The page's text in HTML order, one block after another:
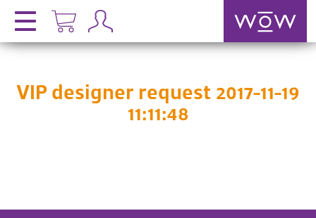
VIP designer request 2017-11-19
11:11:48